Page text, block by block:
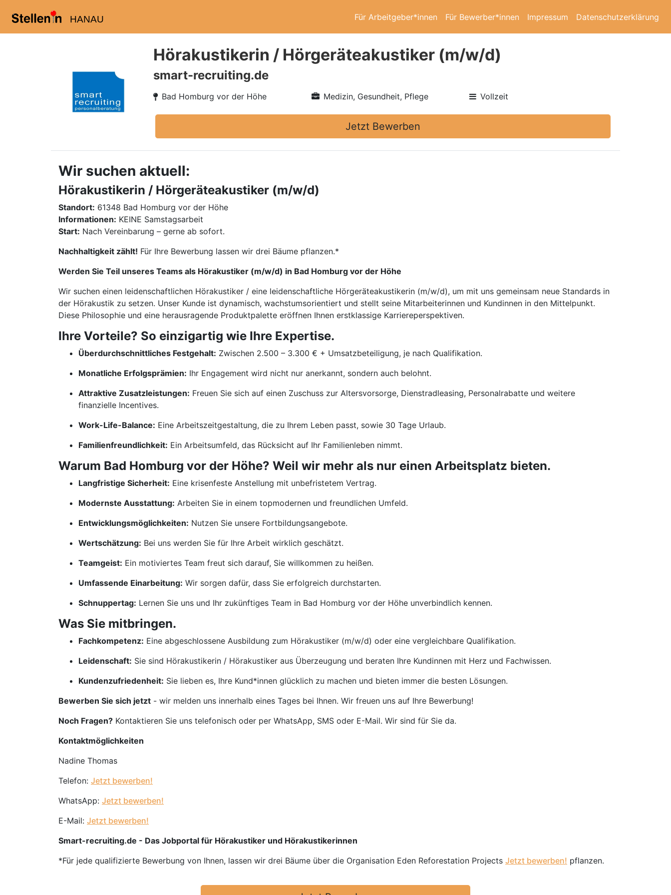
HANAU Für Arbeitgeber*innen Für Bewerber*innen Impressum Datenschutzerklärung
Hörakustikerin / Hörgeräteakustiker (m/w/d)
smart-recruiting.de
Bad Homburg vor der Höhe Medizin, Gesundheit, Pflege Vollzeit
Jetzt Bewerben
Wir suchen aktuell:
Hörakustikerin / Hörgeräteakustiker (m/w/d)
Standort: 61348 Bad Homburg vor der Höhe
Informationen: KEINE Samstagsarbeit
Start: Nach Vereinbarung – gerne ab sofort.
Nachhaltigkeit zählt! Für Ihre Bewerbung lassen wir drei Bäume pflanzen.*
Werden Sie Teil unseres Teams als Hörakustiker (m/w/d) in Bad Homburg vor der Höhe
Wir suchen einen leidenschaftlichen Hörakustiker / eine leidenschaftliche Hörgeräteakustikerin (m/w/d), um mit uns gemeinsam neue Standards in
der Hörakustik zu setzen. Unser Kunde ist dynamisch, wachstumsorientiert und stellt seine Mitarbeiterinnen und Kundinnen in den Mittelpunkt.
Diese Philosophie und eine herausragende Produktpalette eröffnen Ihnen erstklassige Karriereperspektiven.
Ihre Vorteile? So einzigartig wie Ihre Expertise.
Überdurchschnittliches Festgehalt: Zwischen 2.500 – 3.300 € + Umsatzbeteiligung, je nach Qualifikation.
Monatliche Erfolgsprämien: Ihr Engagement wird nicht nur anerkannt, sondern auch belohnt.
Attraktive Zusatzleistungen: Freuen Sie sich auf einen Zuschuss zur Altersvorsorge, Dienstradleasing, Personalrabatte und weitere
finanzielle Incentives.
Work-Life-Balance: Eine Arbeitszeitgestaltung, die zu Ihrem Leben passt, sowie 30 Tage Urlaub.
Familienfreundlichkeit: Ein Arbeitsumfeld, das Rücksicht auf Ihr Familienleben nimmt.
Warum Bad Homburg vor der Höhe? Weil wir mehr als nur einen Arbeitsplatz bieten.
Langfristige Sicherheit: Eine krisenfeste Anstellung mit unbefristetem Vertrag.
Modernste Ausstattung: Arbeiten Sie in einem topmodernen und freundlichen Umfeld.
Entwicklungsmöglichkeiten: Nutzen Sie unsere Fortbildungsangebote.
Wertschätzung: Bei uns werden Sie für Ihre Arbeit wirklich geschätzt.
Teamgeist: Ein motiviertes Team freut sich darauf, Sie willkommen zu heißen.
Umfassende Einarbeitung: Wir sorgen dafür, dass Sie erfolgreich durchstarten.
Schnuppertag: Lernen Sie uns und Ihr zukünftiges Team in Bad Homburg vor der Höhe unverbindlich kennen.
Was Sie mitbringen.
Fachkompetenz: Eine abgeschlossene Ausbildung zum Hörakustiker (m/w/d) oder eine vergleichbare Qualifikation.
Leidenschaft: Sie sind Hörakustikerin / Hörakustiker aus Überzeugung und beraten Ihre Kundinnen mit Herz und Fachwissen.
Kundenzufriedenheit: Sie lieben es, Ihre Kund*innen glücklich zu machen und bieten immer die besten Lösungen.
Bewerben Sie sich jetzt - wir melden uns innerhalb eines Tages bei Ihnen. Wir freuen uns auf Ihre Bewerbung!
Noch Fragen? Kontaktieren Sie uns telefonisch oder per WhatsApp, SMS oder E-Mail. Wir sind für Sie da.
Kontaktmöglichkeiten
Nadine Thomas
Telefon: Jetzt bewerben!
WhatsApp: Jetzt bewerben!
E-Mail: Jetzt bewerben!
Smart-recruiting.de - Das Jobportal für Hörakustiker und Hörakustikerinnen
*Für jede qualifizierte Bewerbung von Ihnen, lassen wir drei Bäume über die Organisation Eden Reforestation Projects Jetzt bewerben! pflanzen.